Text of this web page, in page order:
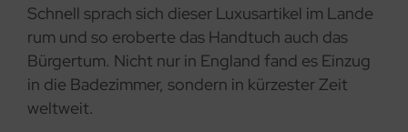
Schnell sprach sich dieser Luxusartikel im Lande
rum und so eroberte das Handtuch auch das
Bürgertum. Nicht nur in England fand es Einzug
in die Badezimmer, sondern in kürzester Zeit
weltweit.